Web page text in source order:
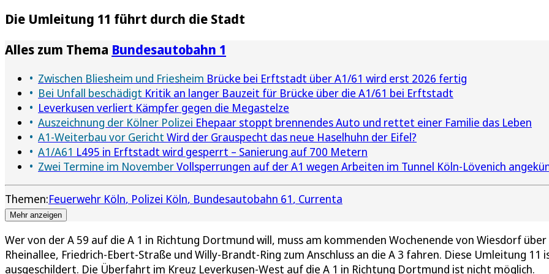
Die Umleitung 11 führt durch die Stadt
Alles zum Thema Bundesautobahn 1
Zwischen Bliesheim und Friesheim Brücke bei Erftstadt über A1/61 wird erst 2026 fertig
Bei Unfall beschädigt Kritik an langer Bauzeit für Brücke über die A1/61 bei Erftstadt
Leverkusen verliert Kämpfer gegen die Megastelze
Auszeichnung der Kölner Polizei Ehepaar stoppt brennendes Auto und rettet einer Familie das Leben
A1-Weiterbau vor Gericht Wird der Grauspecht das neue Haselhuhn der Eifel?
A1/A61 L495 in Erftstadt wird gesperrt – Sanierung auf 700 Metern
Zwei Termine im NovemberVollsperrungen auf der A1 wegen Arbeiten im Tunnel Köln-Lövenich
Themen:Feuerwehr Köln Polizei Köln Bundesautobahn 61 Currenta
Mehr anzeigen
Wer von der A 59 auf die A 1 in Richtung Dortmund will, muss am kommenden Wochenende von Wiesdorf über
Rheinallee, Friedrich-Ebert-Straße und Willy-Brandt-Ring zum Anschluss an die A 3 fahren. Diese Umleitung 11
ausgeschildert. Die Überfahrt im Kreuz Leverkusen-West auf die A 1 in Richtung Dortmund ist nicht möglich.